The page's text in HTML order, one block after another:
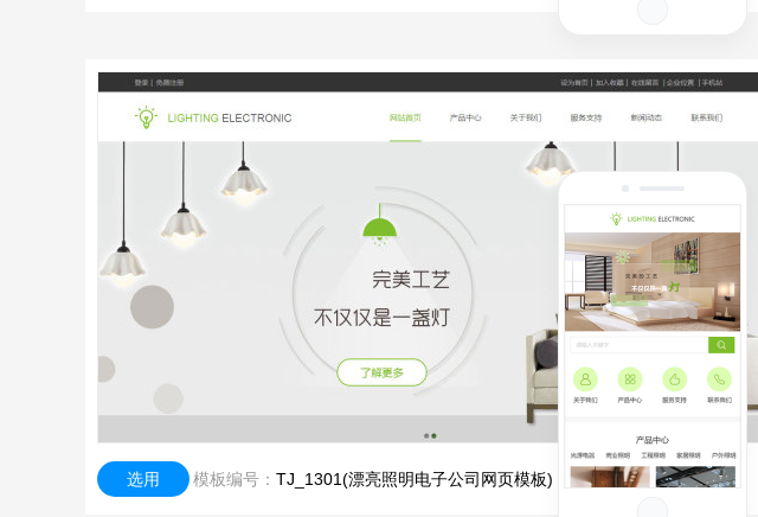
选用 模板编号： TJ_1301(漂亮照明电子公司网页模板)